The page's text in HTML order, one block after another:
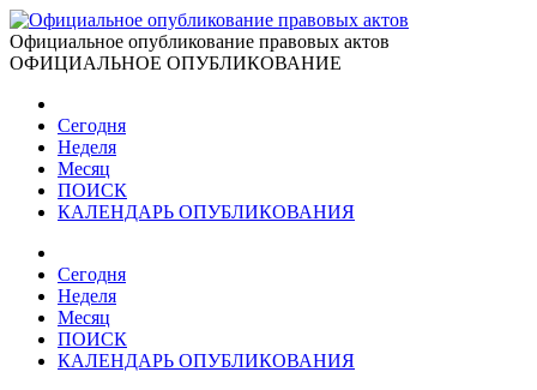
Официальное опубликование правовых актов
ОФИЦИАЛЬНОЕ ОПУБЛИКОВАНИЕ
Сегодня
Неделя
Месяц
ПОИСК
КАЛЕНДАРЬ ОПУБЛИКОВАНИЯ
Сегодня
Неделя
Месяц
ПОИСК
КАЛЕНДАРЬ ОПУБЛИКОВАНИЯ